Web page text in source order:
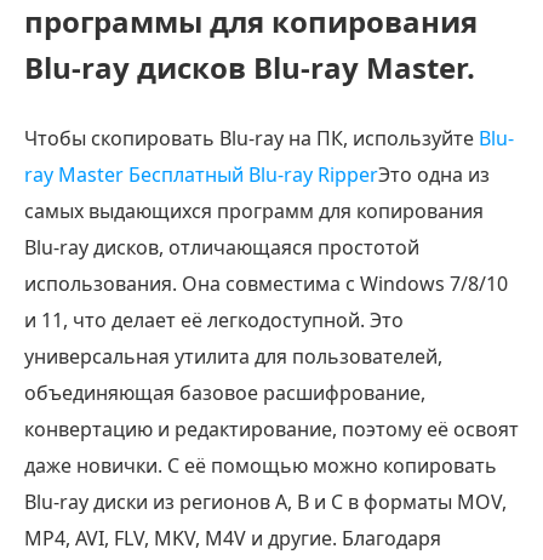
программы для копирования
Blu-ray дисков Blu-ray Master.
Чтобы скопировать Blu-ray на ПК, используйте Blu-
ray Master Бесплатный Blu-ray RipperЭто одна из
самых выдающихся программ для копирования
Blu-ray дисков, отличающаяся простотой
использования. Она совместима с Windows 7/8/10
и 11, что делает её легкодоступной. Это
универсальная утилита для пользователей,
объединяющая базовое расшифрование,
конвертацию и редактирование, поэтому её освоят
даже новички. С её помощью можно копировать
Blu-ray диски из регионов A, B и C в форматы MOV,
MP4, AVI, FLV, MKV, M4V и другие. Благодаря